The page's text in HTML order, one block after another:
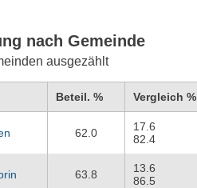
nach Gemeinde
ausgezählt
Beteil. % Vergleich %
62.0
17.6
82.4
63.8
13.6
86.5